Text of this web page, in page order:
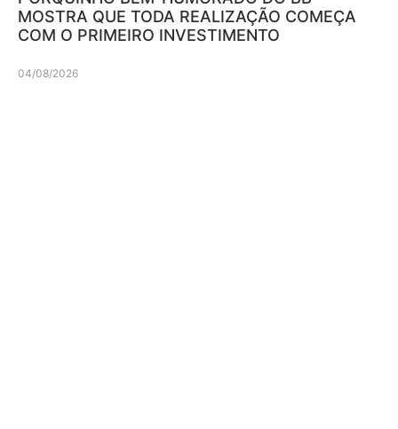
MOSTRA QUE TODA REALIZAÇÃO COMEÇA
COM O PRIMEIRO INVESTIMENTO
04/08/2026